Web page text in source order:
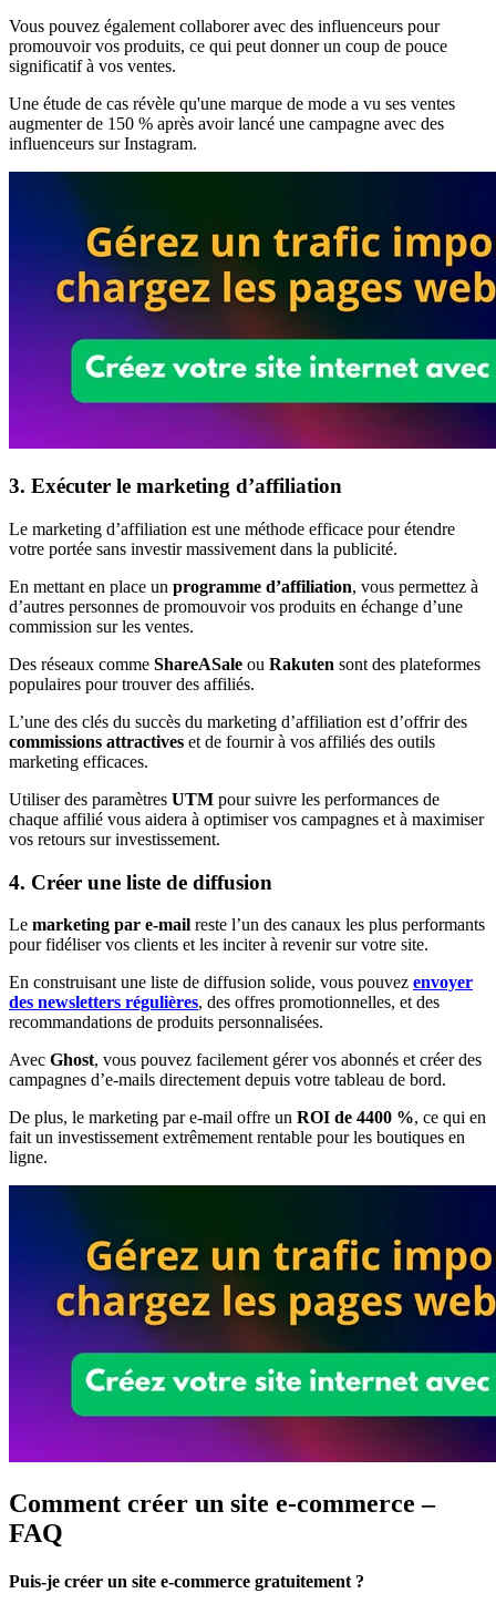
Vous pouvez également collaborer avec des influenceurs pour
promouvoir vos produits, ce qui peut donner un coup de pouce
significatif à vos ventes.
Une étude de cas révèle qu'une marque de mode a vu ses ventes
augmenter de 150 % après avoir lancé une campagne avec des
influenceurs sur Instagram.
3. Exécuter le marketing d’affiliation
Le marketing d’affiliation est une méthode efficace pour étendre
votre portée sans investir massivement dans la publicité.
En mettant en place un programme d’affiliation, vous permettez à
d’autres personnes de promouvoir vos produits en échange d’une
commission sur les ventes.
Des réseaux comme ShareASale ou Rakuten sont des plateformes
populaires pour trouver des affiliés.
L’une des clés du succès du marketing d’affiliation est d’offrir des
commissions attractives et de fournir à vos affiliés des outils
marketing efficaces.
Utiliser des paramètres UTM pour suivre les performances de
chaque affilié vous aidera à optimiser vos campagnes et à maximiser
vos retours sur investissement.
4. Créer une liste de diffusion
Le marketing par e-mail reste l’un des canaux les plus performants
pour fidéliser vos clients et les inciter à revenir sur votre site.
En construisant une liste de diffusion solide, vous pouvez envoyer
des newsletters régulières, des offres promotionnelles, et des
recommandations de produits personnalisées.
Avec Ghost, vous pouvez facilement gérer vos abonnés et créer des
campagnes d’e-mails directement depuis votre tableau de bord.
De plus, le marketing par e-mail offre un ROI de 4400 %, ce qui en
fait un investissement extrêmement rentable pour les boutiques en
ligne.
Comment créer un site e-commerce –
FAQ
Puis-je créer un site e-commerce gratuitement ?